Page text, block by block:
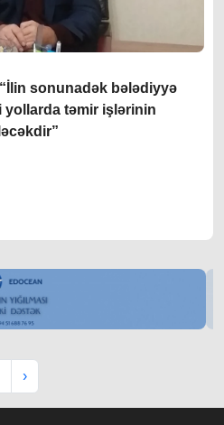
“İlin sonunadək bələdiyyə
təmir işlərinin
›